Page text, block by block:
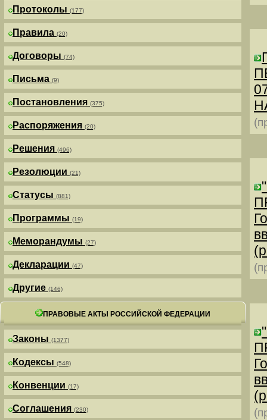
Протоколы (177)
Правила (20)
Договоры (74)
Письма (9)
Постановления (375)
Распоряжения (20)
Решения (496)
Резолюции (21)
Статусы (881)
Программы (19)
Меморандумы (27)
Декларации (47)
Другие (146)
ПРАВОВЫЕ АКТЫ РОССИЙСКОЙ ФЕДЕРАЦИИ
Законы (1377)
Кодексы (548)
Конвенции (17)
Соглашения (230)